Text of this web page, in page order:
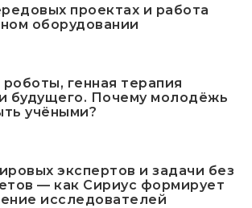
проектах и работа
оборудовании
генная терапия
будущего. Почему молодёжь
учёными?
экспертов и задачи без
— как Сириус формирует
исследователей